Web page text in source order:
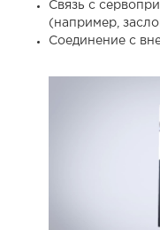
Связь с
(например,
Соединение с